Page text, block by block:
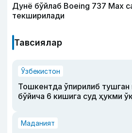
Дунё бўйлаб Boeing 737 Мах
текширилади
Тавсиялар
Ўзбекистон
Тошкентда ўпирилиб тушган
бўйича 6 кишига суд ҳукми
Маданият